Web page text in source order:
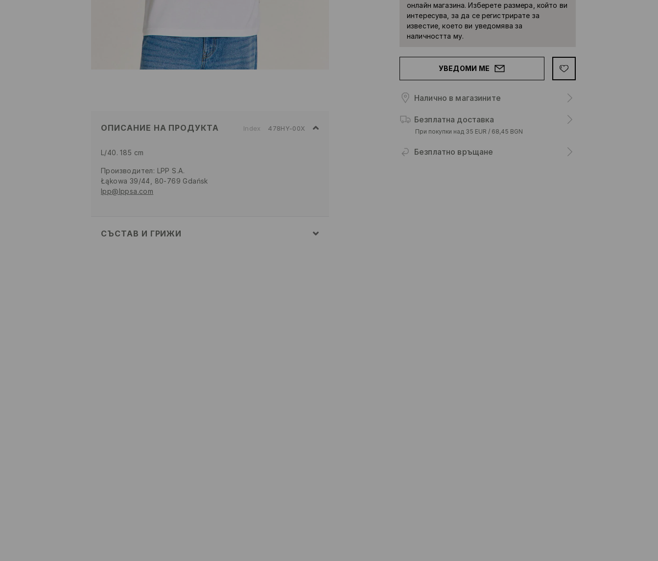
онлайн магазина. Изберете размера, който ви
интересува, за да се регистрирате за
известие, което ви уведомява за
наличността му.
УВЕДОМИ МЕ
Налично в магазините
Безплатна доставка
При покупки над 35 EUR / 68,45 BGN
Безплатно връщане
ОПИСАНИЕ НА ПРОДУКТА Index 478HY-00X
L/40. 185 cm
Производител: LPP S.A.
Łąkowa 39/44, 80-769 Gdańsk
lpp@lppsa.com
СЪСТАВ И ГРИЖИ